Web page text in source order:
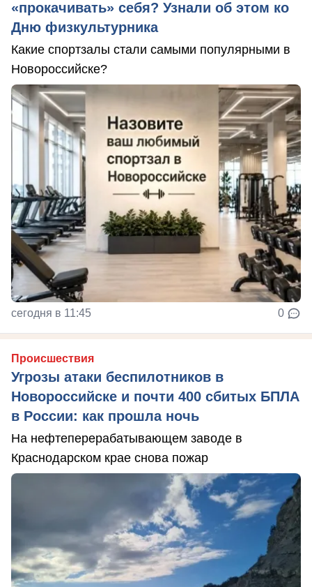
«прокачивать» себя? Узнали об этом ко
Дню физкультурника
Какие спортзалы стали самыми популярными в
Новороссийске?
сегодня в 11:45 0
Происшествия
Угрозы атаки беспилотников в
Новороссийске и почти 400 сбитых БПЛА
в России: как прошла ночь
На нефтеперерабатывающем заводе в
Краснодарском крае снова пожар